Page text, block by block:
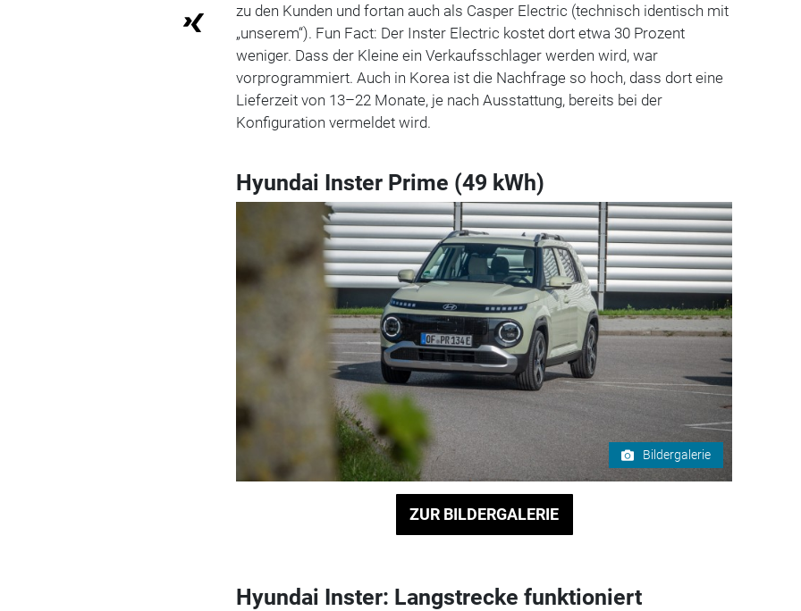
zu den Kunden und fortan auch als Casper Electric (technisch identisch mit
„unserem“). Fun Fact: Der Inster Electric kostet dort etwa 30 Prozent
weniger. Dass der Kleine ein Verkaufsschlager werden wird, war
vorprogrammiert. Auch in Korea ist die Nachfrage so hoch, dass dort eine
Lieferzeit von 13–22 Monate, je nach Ausstattung, bereits bei der
Konfiguration vermeldet wird.
Hyundai Inster Prime (49 kWh)
Bildergalerie
ZUR BILDERGALERIE
Hyundai Inster: Langstrecke funktioniert